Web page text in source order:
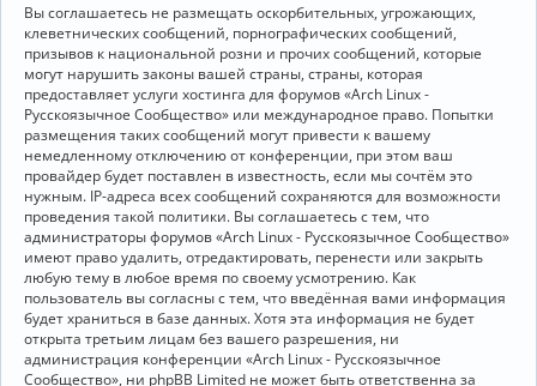
Вы соглашаетесь не размещать оскорбительных, угрожающих,
клеветнических сообщений, порнографических сообщений,
призывов к национальной розни и прочих сообщений, которые
могут нарушить законы вашей страны, страны, которая
предоставляет услуги хостинга для форумов «Arch Linux -
Русскоязычное Сообщество» или международное право. Попытки
размещения таких сообщений могут привести к вашему
немедленному отключению от конференции, при этом ваш
провайдер будет поставлен в известность, если мы сочтём это
нужным. IP-адреса всех сообщений сохраняются для возможности
проведения такой политики. Вы соглашаетесь с тем, что
администраторы форумов «Arch Linux - Русскоязычное Сообщество»
имеют право удалить, отредактировать, перенести или закрыть
любую тему в любое время по своему усмотрению. Как
пользователь вы согласны с тем, что введённая вами информация
будет храниться в базе данных. Хотя эта информация не будет
открыта третьим лицам без вашего разрешения, ни
администрация конференции «Arch Linux - Русскоязычное
Сообщество», ни phpBB Limited не может быть ответственна за